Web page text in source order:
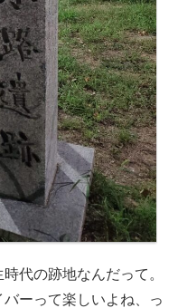
代の跡地なんだって。
ーって楽しいよね、っ